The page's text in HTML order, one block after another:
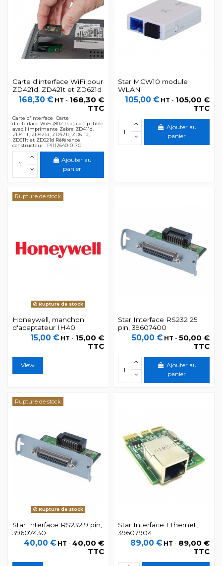
Carte d'interface WiFi pour
ZD421d, ZD421t et ZD621d
168,30 € HT - 168,30 €
TTC
Carte d'interface Carte
d'interface WiFi (802.11ac) compatible
avec l'imprimante Zebra ZD411d,
ZD411t, ZD421d, ZD421t, ZD611d,
ZD611t et ZD621d Référence
constructeur : P1112640-017C
Ajouter au
panier
Star MCW10 module
WLAN
105,00 € HT - 105,00 €
TTC
Ajouter au
panier
Rupture de stock
Rupture de stock
Honeywell, manchon
d'adaptateur IH40
15,00 € HT - 15,00 €
TTC
View
Star Interface RS232 25
pin, 39607400
50,00 € HT -50,00 €
TTC
Ajouter au
panier
Rupture de stock
Rupture de stock
Star Interface RS232 9 pin,
39607430
40,00 € HT -40,00 €
TTC
Star Interface Ethernet,
39607904
89,00 € HT - 89,00 €
TTC